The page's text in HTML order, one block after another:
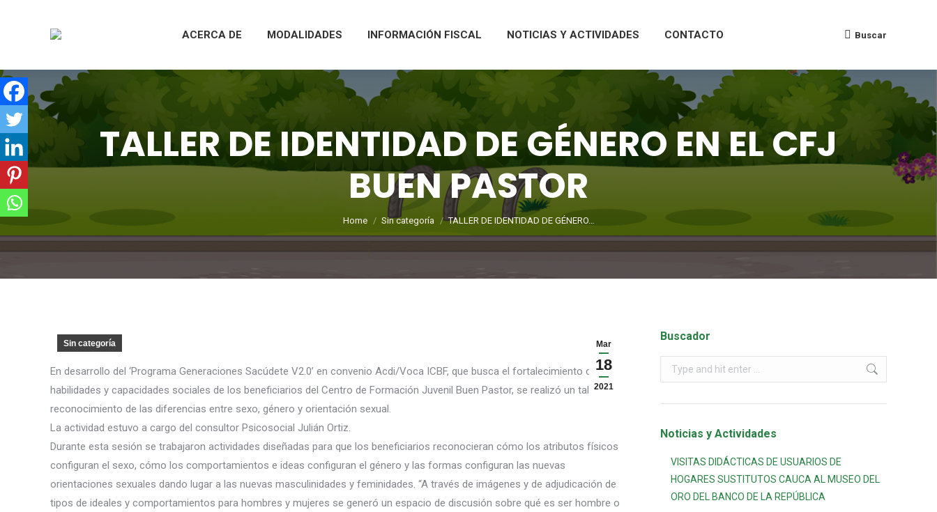
ACERCA DE MODALIDADES INFORMACIÓN FISCAL NOTICIAS Y ACTIVIDADES CONTACTO Buscar
TALLER DE IDENTIDAD DE GÉNERO EN EL CFJ
BUEN PASTOR
You are here:
Home Sin categoría TALLER DE IDENTIDAD DE GÉNERO…
Mar
18
2021
Sin categoría
En desarrollo del ‘Programa Generaciones Sacúdete V2.0’ en convenio Acdi/Voca ICBF, que busca el fortalecimiento de
habilidades y capacidades sociales de los beneficiarios del Centro de Formación Juvenil Buen Pastor, se realizó un taller de
reconocimiento de las diferencias entre sexo, género y orientación sexual.
La actividad estuvo a cargo del consultor Psicosocial Julián Ortiz.
Durante esta sesión se trabajaron actividades diseñadas para que los beneficiarios reconocieran cómo los atributos físicos
configuran el sexo, cómo los comportamientos e ideas configuran el género y las formas configuran las nuevas
orientaciones sexuales dando lugar a las nuevas masculinidades y feminidades. “A través de imágenes y de adjudicación de
tipos de ideales y comportamientos para hombres y mujeres se generó un espacio de discusión sobre qué es ser hombre o
Buscador
Noticias y Actividades
VISITAS DIDÁCTICAS DE USUARIOS DE
HOGARES SUSTITUTOS CAUCA AL MUSEO DEL
ORO DEL BANCO DE LA REPÚBLICA